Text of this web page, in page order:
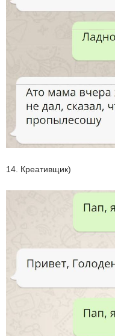
14. Креативщик)